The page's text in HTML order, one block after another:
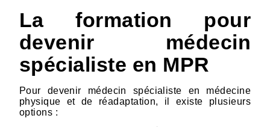
La formation pour
devenir médecin
spécialiste en MPR
Pour devenir médecin spécialiste en médecine
physique et de réadaptation, il existe plusieurs
options :